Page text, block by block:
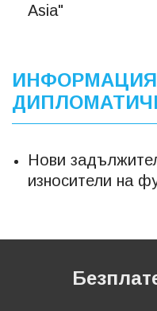
Asia"
Нови
износители на